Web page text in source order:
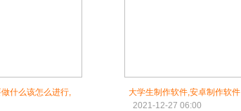
什么该怎么进行,
大学生制作软件,安卓制作软件
2021-12-27 06:00